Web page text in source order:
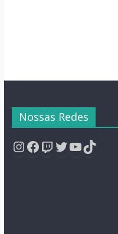
Nossas Redes
Instagram
Facebook
Twitch
Twitter
YouTube
TikTok